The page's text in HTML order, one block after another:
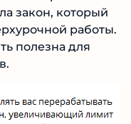
закон, который
работы.
полезна для